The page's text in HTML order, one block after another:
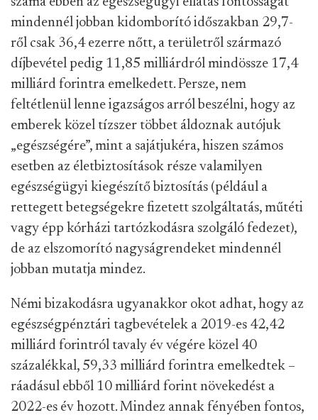
mindennél jobban kidomborító időszakban 29,7-
ről csak 36,4 ezerre nőtt, a területről származó
díjbevétel pedig 11,85 milliárdról mindössze 17,4
milliárd forintra emelkedett. Persze, nem
feltétlenül lenne igazságos arról beszélni, hogy az
emberek közel tízszer többet áldoznak autójuk
„egészségére”, mint a sajátjukéra, hiszen számos
esetben az életbiztosítások része valamilyen
egészségügyi kiegészítő biztosítás (például a
rettegett betegségekre fizetett szolgáltatás, műtéti
vagy épp kórházi tartózkodásra szolgáló fedezet),
de az elszomorító nagyságrendeket mindennél
jobban mutatja mindez.
Némi bizakodásra ugyanakkor okot adhat, hogy az
egészségpénztári tagbevételek a 2019-es 42,42
milliárd forintról tavaly év végére közel 40
százalékkal, 59,33 milliárd forintra emelkedtek –
ráadásul ebből 10 milliárd forint növekedést a
2022-es év hozott. Mindez annak fényében fontos,